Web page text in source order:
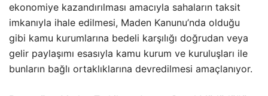
ekonomiye kazandırılması amacıyla sahaların taksit
imkanıyla ihale edilmesi, Maden Kanunu’nda olduğu
gibi kamu kurumlarına bedeli karşılığı doğrudan veya
gelir paylaşımı esasıyla kamu kurum ve kuruluşları ile
bunların bağlı ortaklıklarına devredilmesi amaçlanıyor.